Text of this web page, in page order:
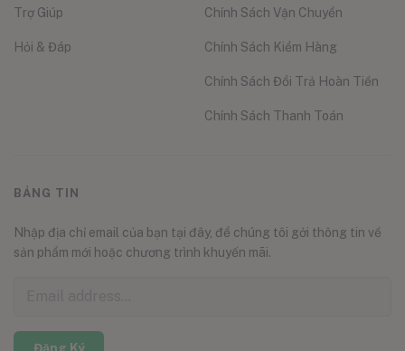
Trợ Giúp
Hỏi & Đáp
Chính Sách Vận Chuyển
Chính Sách Kiểm Hàng
Chính Sách Đổi Trả Hoàn Tiền
Chính Sách Thanh Toán
BẢNG TIN
Nhập địa chỉ email của bạn tại đây, để chúng tôi gởi thông tin về
sản phẩm mới hoặc chương trình khuyến mãi.